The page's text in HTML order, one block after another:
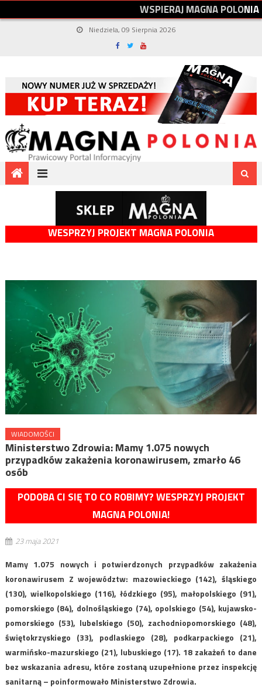
WSPIERAJMAGNAPOLONIA
Niedziela, 09 Sierpnia 2026
WESPRZYJ PROJEKT MAGNA POLONIA
WIADOMOŚCI
Ministerstwo Zdrowia: Mamy 1.075 nowych
przypadków zakażenia koronawirusem, zmarło 46
osób
PODOBA CI SIĘ TO CO ROBIMY? WESPRZYJ PROJEKT
MAGNA POLONIA!
23 maja 2021
Mamy 1.075 nowych i potwierdzonych przypadków zakażenia
koronawirusem Z województw: mazowieckiego (142), śląskiego
(130), wielkopolskiego (116), łódzkiego (95), małopolskiego (91),
pomorskiego (84), dolnośląskiego (74), opolskiego (54), kujawsko-
pomorskiego (53), lubelskiego (50), zachodniopomorskiego (48),
świętokrzyskiego (33), podlaskiego (28), podkarpackiego (21),
warmińsko-mazurskiego (21), lubuskiego (17). 18 zakażeń to dane
bez wskazania adresu, które zostaną uzupełnione przez inspekcję
sanitarną – poinformowało Ministerstwo Zdrowia.